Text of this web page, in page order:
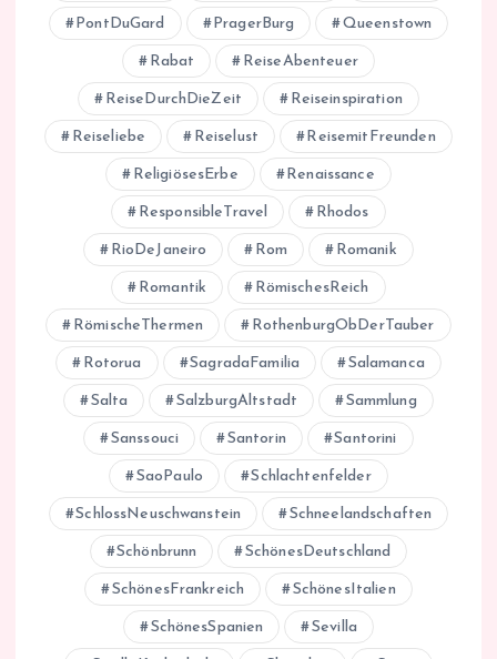
PontDuGard PragerBurg Queenstown
Rabat ReiseAbenteuer
ReiseDurchDieZeit Reiseinspiration
Reiseliebe Reiselust ReisemitFreunden
ReligiösesErbe Renaissance
ResponsibleTravel Rhodos
RioDeJaneiro Rom Romanik
Romantik RömischesReich
RömischeThermen RothenburgObDerTauber
Rotorua SagradaFamilia Salamanca
Salta SalzburgAltstadt Sammlung
Sanssouci Santorin Santorini
SaoPaulo Schlachtenfelder
SchlossNeuschwanstein Schneelandschaften
Schönbrunn SchönesDeutschland
SchönesFrankreich SchönesItalien
SchönesSpanien Sevilla